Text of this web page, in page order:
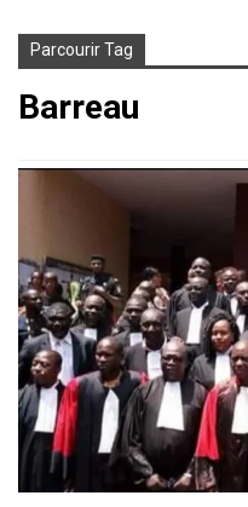
Parcourir Tag
Barreau